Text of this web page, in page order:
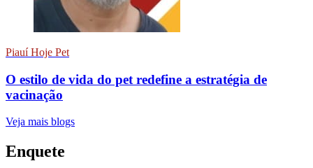
Piauí Hoje Pet
O estilo de vida do pet redefine a estratégia de
vacinação
Veja mais blogs
Enquete